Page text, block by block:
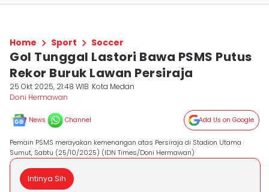
Home Sport Soccer
Gol Tunggal Lastori Bawa PSMS Putus
Rekor Buruk Lawan Persiraja
25 Okt 2025, 21:48 WIB Kota Medan
Doni Hermawan
News Channel Add Us on Google
Pemain PSMS merayakan kemenangan atas Persiraja di Stadion Utama
Sumut, Sabtu (25/10/2025) (IDN Times/Doni Hermawan)
Intinya Sih